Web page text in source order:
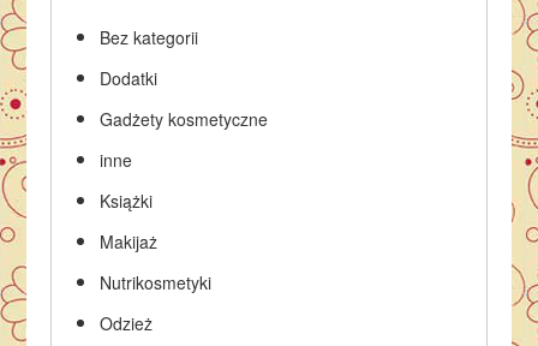
Bez kategorii
Dodatki
Gadżety kosmetyczne
inne
Książki
Makijaż
Nutrikosmetyki
Odzież